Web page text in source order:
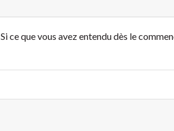
ce que vous avez entendu dès le